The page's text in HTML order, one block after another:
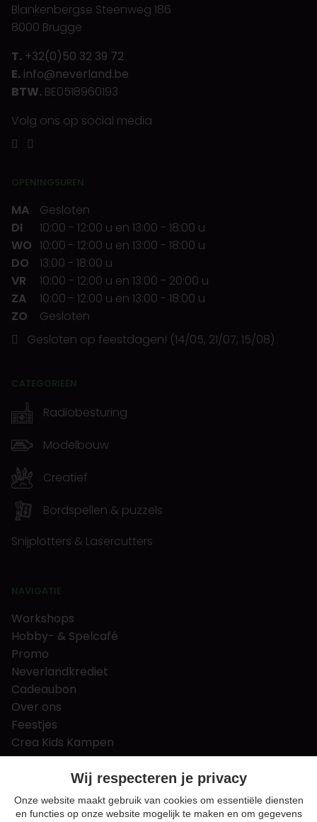
Blankenbergse Steenweg 186
8000 Brugge
T. +32(0)50 32 39 72
E. info@neverland.be
BTW. BE0518960193
Volg ons op social media
OPENINGSUREN
MA
Gesloten
DI
10:00 - 12:00 u en 13:00 - 18:00 u
WO 10:00 - 12:00 u en 13:00 - 18:00 u
DO
13:00 - 18:00 u
VR
10:00 - 12:00 u en 13:00 - 20:00 u
ZA
10:00 - 12:00 u en 13:00 - 18:00 u
ZO
Gesloten
Gesloten op feestdagen! (14/05, 21/07, 15/08)
CATEGORIEËN
Radiobesturing
Modelbouw
Creatief
Bordspellen & puzzels
Snijplotters & Lasercutters
NAVIGATIE
Workshops
Hobby- & Spelcafé
Promo
Neverlandkrediet
Cadeaubon
Over ons
Feestjes
Crea Kids Kampen
FAQ
Tips & tricks
Contact
Wij respecteren je privacy
Onze website maakt gebruik van cookies om essentiële diensten
en functies op onze website mogelijk te maken en om gegevens